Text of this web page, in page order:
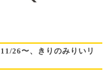
26〜、きりのみりいリ